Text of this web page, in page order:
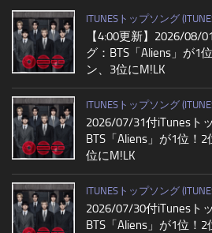
ITUNESトップソング
【4:00更新】2026/08/
グ：BTS「Aliens」が1
ン、3位にM!LK
ITUNESトップソング
2026/07/31付iTunesト
BTS「Aliens」が1位！
位にM!LK
ITUNESトップソング
2026/07/30付iTunesト
BTS「Aliens」が1位！